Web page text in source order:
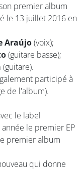
premier album
le 13 juillet 2016 en
Araújo(voix);
(guitare basse);
(guitare).
participé à
de l'album).
le label
le premier EP
premier album
qui donne